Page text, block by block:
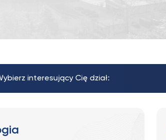
interesujący Cię dział: